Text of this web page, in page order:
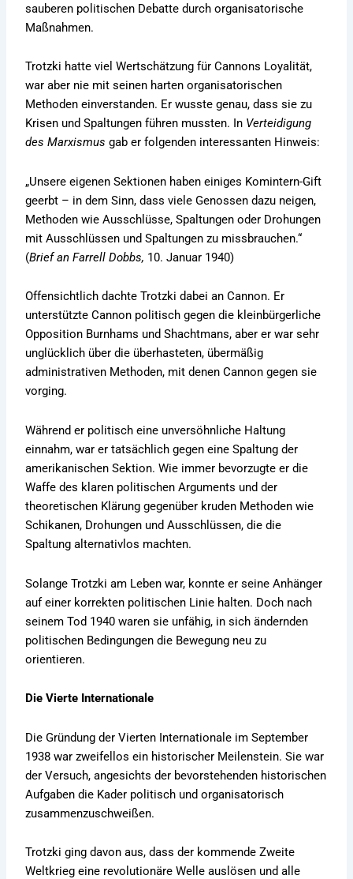
sauberen politischen Debatte durch organisatorische
Maßnahmen.
Trotzki hatte viel Wertschätzung für Cannons Loyalität,
war aber nie mit seinen harten organisatorischen
Methoden einverstanden. Er wusste genau, dass sie zu
Krisen und Spaltungen führen mussten. In Verteidigung
des Marxismus gab er folgenden interessanten Hinweis:
„Unsere eigenen Sektionen haben einiges Komintern-Gift
geerbt – in dem Sinn, dass viele Genossen dazu neigen,
Methoden wie Ausschlüsse, Spaltungen oder Drohungen
mit Ausschlüssen und Spaltungen zu missbrauchen.“
(Brief an Farrell Dobbs, 10. Januar 1940)
Offensichtlich dachte Trotzki dabei an Cannon. Er
unterstützte Cannon politisch gegen die kleinbürgerliche
Opposition Burnhams und Shachtmans, aber er war sehr
unglücklich über die überhasteten, übermäßig
administrativen Methoden, mit denen Cannon gegen sie
vorging.
Während er politisch eine unversöhnliche Haltung
einnahm, war er tatsächlich gegen eine Spaltung der
amerikanischen Sektion. Wie immer bevorzugte er die
Waffe des klaren politischen Arguments und der
theoretischen Klärung gegenüber kruden Methoden wie
Schikanen, Drohungen und Ausschlüssen, die die
Spaltung alternativlos machten.
Solange Trotzki am Leben war, konnte er seine Anhänger
auf einer korrekten politischen Linie halten. Doch nach
seinem Tod 1940 waren sie unfähig, in sich ändernden
politischen Bedingungen die Bewegung neu zu
orientieren.
Die Vierte Internationale
Die Gründung der Vierten Internationale im September
1938 war zweifellos ein historischer Meilenstein. Sie war
der Versuch, angesichts der bevorstehenden historischen
Aufgaben die Kader politisch und organisatorisch
zusammenzuschweißen.
Trotzki ging davon aus, dass der kommende Zweite
Weltkrieg eine revolutionäre Welle auslösen und alle